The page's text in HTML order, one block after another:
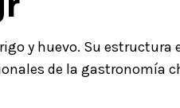
y huevo. Su estructura
de la gastronomía